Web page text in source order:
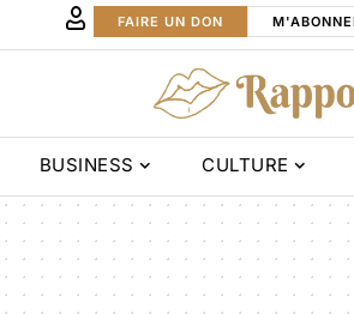
FAIRE UN DON
BUSINESS CULTURE